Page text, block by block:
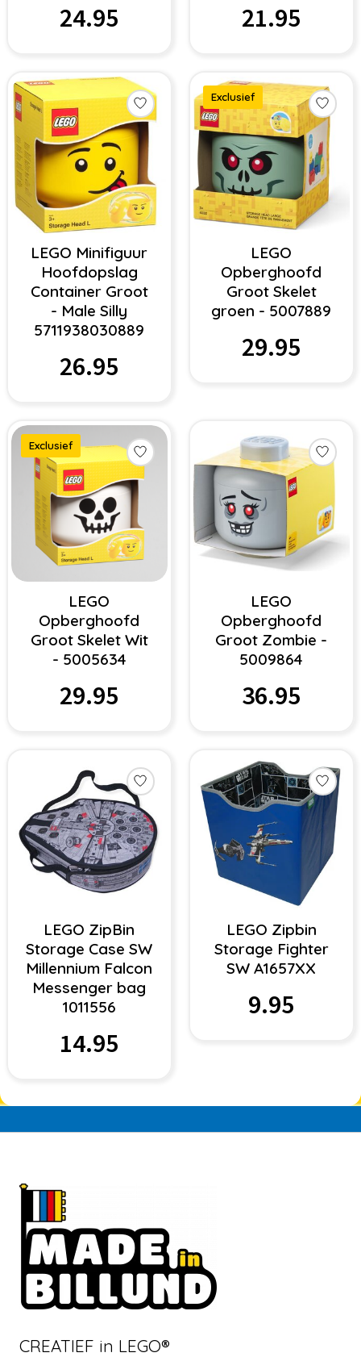
24.95 21.95
LEGO Minifiguur
Hoofdopslag
Container Groot
- Male Silly
5711938030889
26.95
Exclusief
LEGO
Opberghoofd
Groot Skelet
groen - 5007889
29.95
Exclusief
LEGO
Opberghoofd
Groot Skelet Wit
- 5005634
29.95
LEGO
Opberghoofd
Groot Zombie -
5009864
36.95
LEGO ZipBin
Storage Case SW
Millennium Falcon
Messenger bag
1011556
14.95
LEGO Zipbin
Storage Fighter
SW A1657XX
9.95
CREATIEF in LEGO®